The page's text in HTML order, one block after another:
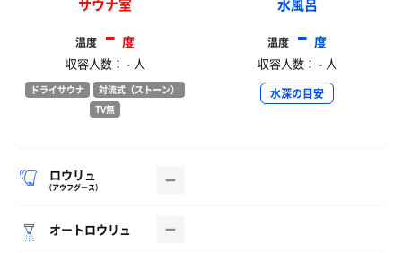
サウナ室
温度 -度
収容人数： - 人
ドライサウナ
対流式（ストーン）
TV無
水風呂
温度 -度
収容人数： - 人
水深の目安
ロウリュ
（アウフグース）
オートロウリュ